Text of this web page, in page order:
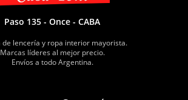
Paso 135 - Once - CABA
de lencería y ropa interior mayorista.
Marcas líderes al mejor precio.
Envíos a todo Argentina.